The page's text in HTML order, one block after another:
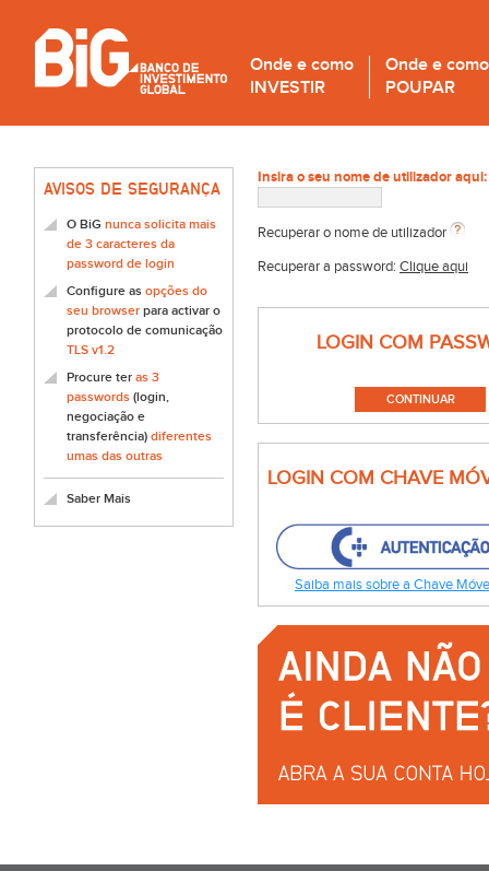
Onde e como
INVESTIR
Onde e como
POUPAR
AVISOS DE SEGURANÇA
O BiG nunca solicita mais
de 3 caracteres da
password de login
Configure as opções do
seu browser para activar o
protocolo de comunicação
TLS v1.2
Procure ter as 3
passwords (login,
negociação e
transferência) diferentes
umas das outras
Saber Mais
Insira o seu nome de utilizador aqui:
Recuperar o nome de utilizador
Recuperar a password: Clique aqui
LOGIN COM
LOGIN COM CHAVE
Saiba mais sobre a Chave